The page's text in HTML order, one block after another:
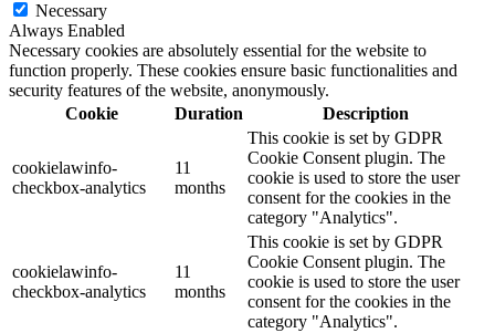
Necessary
Always Enabled
Necessary cookies are absolutely essential for the website to
function properly. These cookies ensure basic functionalities and
security features of the website, anonymously.
Cookie
Duration Description
cookielawinfo-
checkbox-analytics
11
months
This cookie is set by GDPR
Cookie Consent plugin. The
cookie is used to store the user
consent for the cookies in the
category "Analytics".
cookielawinfo-
checkbox-analytics
11
months
This cookie is set by GDPR
Cookie Consent plugin. The
cookie is used to store the user
consent for the cookies in the
category "Analytics".